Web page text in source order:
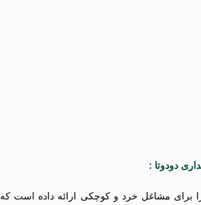
دودوتا :
برای مشاغل خرد و کوچکی ارائه داده است که